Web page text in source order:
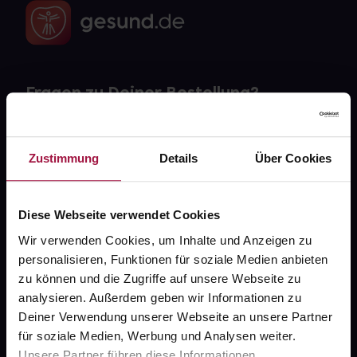
Zustimmung Details Über Cookies
Diese Webseite verwendet Cookies
Wir verwenden Cookies, um Inhalte und Anzeigen zu
personalisieren, Funktionen für soziale Medien anbieten
zu können und die Zugriffe auf unsere Webseite zu
analysieren. Außerdem geben wir Informationen zu
Deiner Verwendung unserer Webseite an unsere Partner
für soziale Medien, Werbung und Analysen weiter.
Fragen zu Deiner Bestellung?
Kontakt
Widerrufsformular
Über uns